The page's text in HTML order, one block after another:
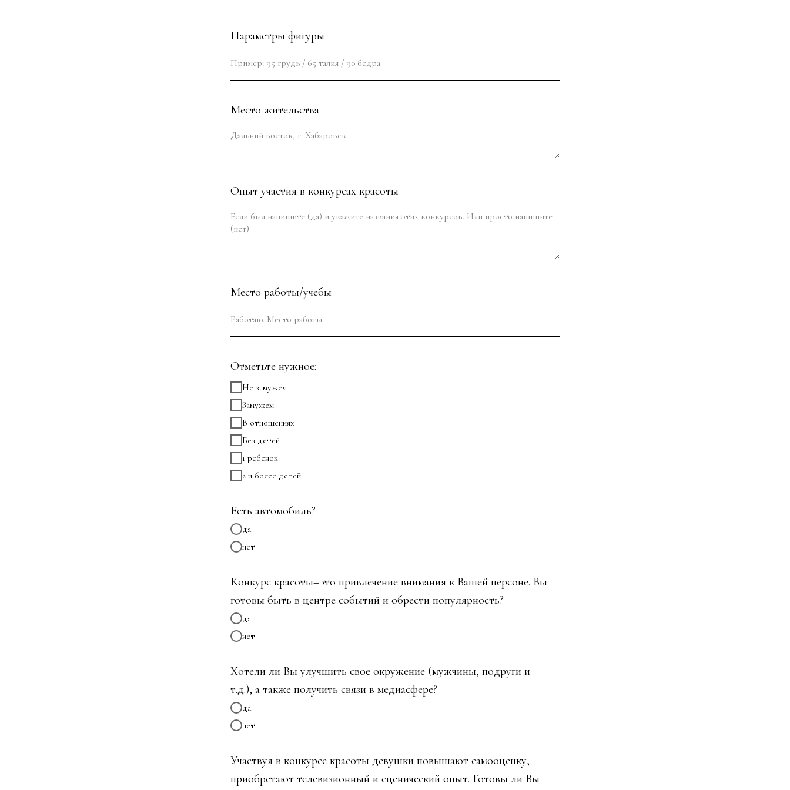
Параметры фигуры
Место жительства
Опыт участия в конкурсах красоты
Место работы/учебы
Отметьте нужное:
Не замужем
Замужем
В отношениях
Без детей
1 ребенок
2 и более детей
Есть автомобиль?
да
нет
Конкурс красоты–это привлечение внимания к Вашей персоне. Вы
готовы быть в центре событий и обрести популярность?
да
нет
Хотели ли Вы улучшить свое окружение (мужчины, подруги и
т.д.), а также получить связи в медиасфере?
да
нет
Участвуя в конкурсе красоты девушки повышают самооценку,
приобретают телевизионный и сценический опыт. Готовы ли Вы